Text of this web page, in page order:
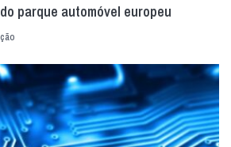
parque automóvel europeu